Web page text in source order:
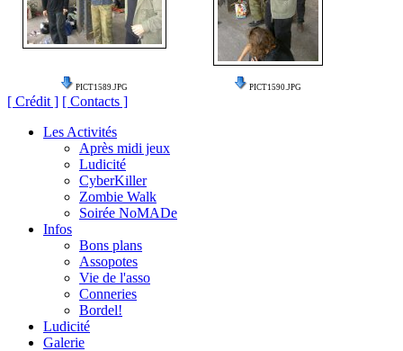
PICT1589.JPG PICT1590.JPG
[ Crédit ] [ Contacts ]
Les Activités
Après midi jeux
Ludicité
CyberKiller
Zombie Walk
Soirée NoMADe
Infos
Bons plans
Assopotes
Vie de l'asso
Conneries
Bordel!
Ludicité
Galerie